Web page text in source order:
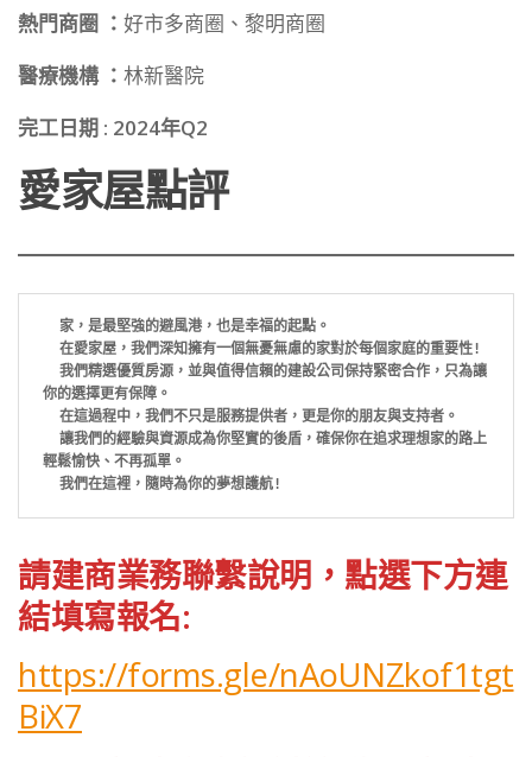
熱門商圈 ： 好市多商圈、黎明商圈
醫療機構 ： 林新醫院
完工日期 : 2024年Q2
愛家屋點評
家，是最堅強的避風港，也是幸福的起點。
  在愛家屋，我們深知擁有一個無憂無慮的家對於每個家庭的重要性!
你的選擇更有保障。
  在這過程中，我們不只是服務提供者，更是你的朋友與支持者。
輕鬆愉快、不再孤單。
  我們在這裡，隨時為你的夢想護航!
請建商業務聯繫說明，點選下方連
結填寫報名:
https://forms.gle/nAoUNZkof1tgt
BiX7